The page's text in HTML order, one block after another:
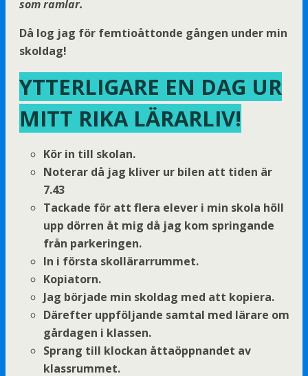
som ramlar.
Då log jag för femtioåttonde gången under min
skoldag!
YTTERLIGARE EN DAG UR
MITT RIKA LÄRARLIV!
Kör in till skolan.
Noterar då jag kliver ur bilen att tiden är
7.43
Tackade för att flera elever i min skola höll
upp dörren åt mig då jag kom springande
från parkeringen.
In i första skollärarrummet.
Kopiatorn.
Jag började min skoldag med att kopiera.
Därefter uppföljande samtal med lärare om
gårdagen i klassen.
Sprang till klockan åttaöppnandet av
klassrummet.